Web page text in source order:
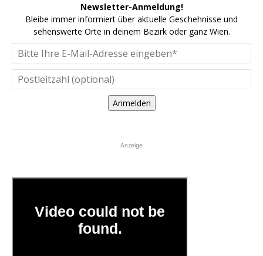
Newsletter-Anmeldung!
Bleibe immer informiert über aktuelle Geschehnisse und
sehenswerte Orte in deinem Bezirk oder ganz Wien.
Anmelden
Anzeige